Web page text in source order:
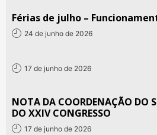
Férias de julho –
24 de junho de 2026
17 de junho de 2026
NOTA DA COORDENAÇÃO DO
DO XXIV CONGRESSO
17 de junho de 2026